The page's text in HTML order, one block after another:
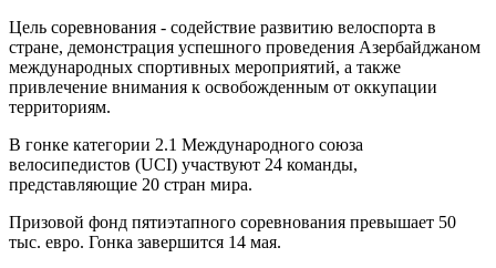
Цель соревнования - содействие развитию велоспорта в
стране, демонстрация успешного проведения Азербайджаном
международных спортивных мероприятий, а также
привлечение внимания к освобожденным от оккупации
территориям.
В гонке категории 2.1 Международного союза
велосипедистов (UCI) участвуют 24 команды,
представляющие 20 стран мира.
Призовой фонд пятиэтапного соревнования превышает 50
тыс. евро. Гонка завершится 14 мая.